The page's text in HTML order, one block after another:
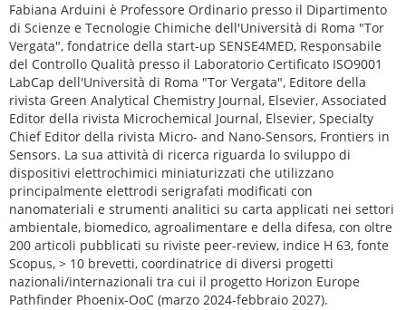
Fabiana Arduini è Professore Ordinario presso il Dipartimento
di Scienze e Tecnologie Chimiche dell'Università di Roma "Tor
Vergata", fondatrice della start-up SENSE4MED, Responsabile
del Controllo Qualità presso il Laboratorio Certificato ISO9001
LabCap dell'Università di Roma "Tor Vergata", Editore della
rivista Green Analytical Chemistry Journal, Elsevier, Associated
Editor della rivista Microchemical Journal, Elsevier, Specialty
Chief Editor della rivista Micro- and Nano-Sensors, Frontiers in
Sensors. La sua attività di ricerca riguarda lo sviluppo di
dispositivi elettrochimici miniaturizzati che utilizzano
principalmente elettrodi serigrafati modificati con
nanomateriali e strumenti analitici su carta applicati nei settori
ambientale, biomedico, agroalimentare e della difesa, con oltre
200 articoli pubblicati su riviste peer-review, indice H 63, fonte
Scopus, > 10 brevetti, coordinatrice di diversi progetti
nazionali/internazionali tra cui il progetto Horizon Europe
Pathfinder Phoenix-OoC (marzo 2024-febbraio 2027).